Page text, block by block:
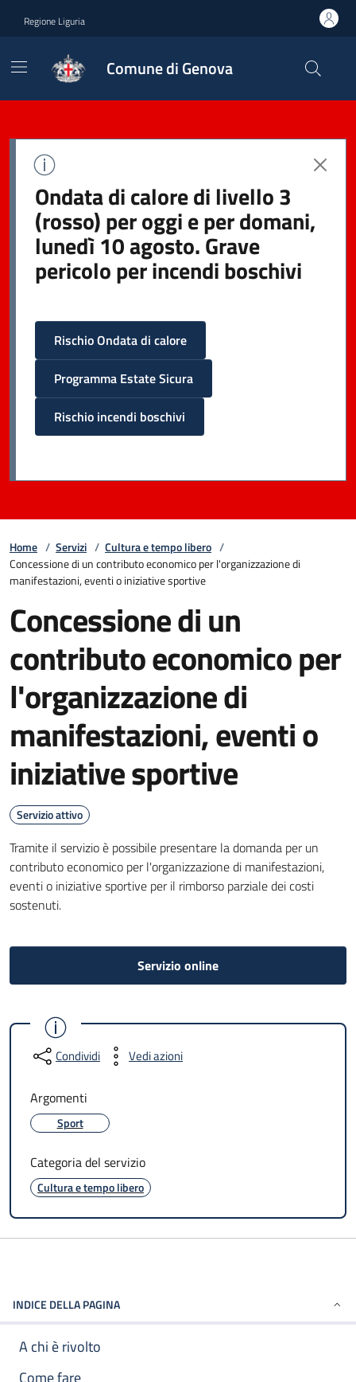
Regione Liguria
Comune di Genova
Ondata di calore di livello 3
(rosso) per oggi e per domani,
lunedì 10 agosto. Grave
pericolo per incendi boschivi
Rischio Ondata di calore
Programma Estate Sicura
Rischio incendi boschivi
Home / Servizi / Cultura e tempo libero /
Concessione di un contributo economico per l'organizzazione di
manifestazioni, eventi o iniziative sportive
Concessione di un
contributo economico per
l'organizzazione di
manifestazioni, eventi o
iniziative sportive
Servizio attivo
Tramite il servizio è possibile presentare la domanda per un
contributo economico per l'organizzazione di manifestazioni,
eventi o iniziative sportive per il rimborso parziale dei costi
sostenuti.
Servizio online
Condividi Vedi azioni
Argomenti
Sport
Categoria del servizio
Cultura e tempo libero
INDICE DELLA PAGINA
A chi è rivolto
Come fare